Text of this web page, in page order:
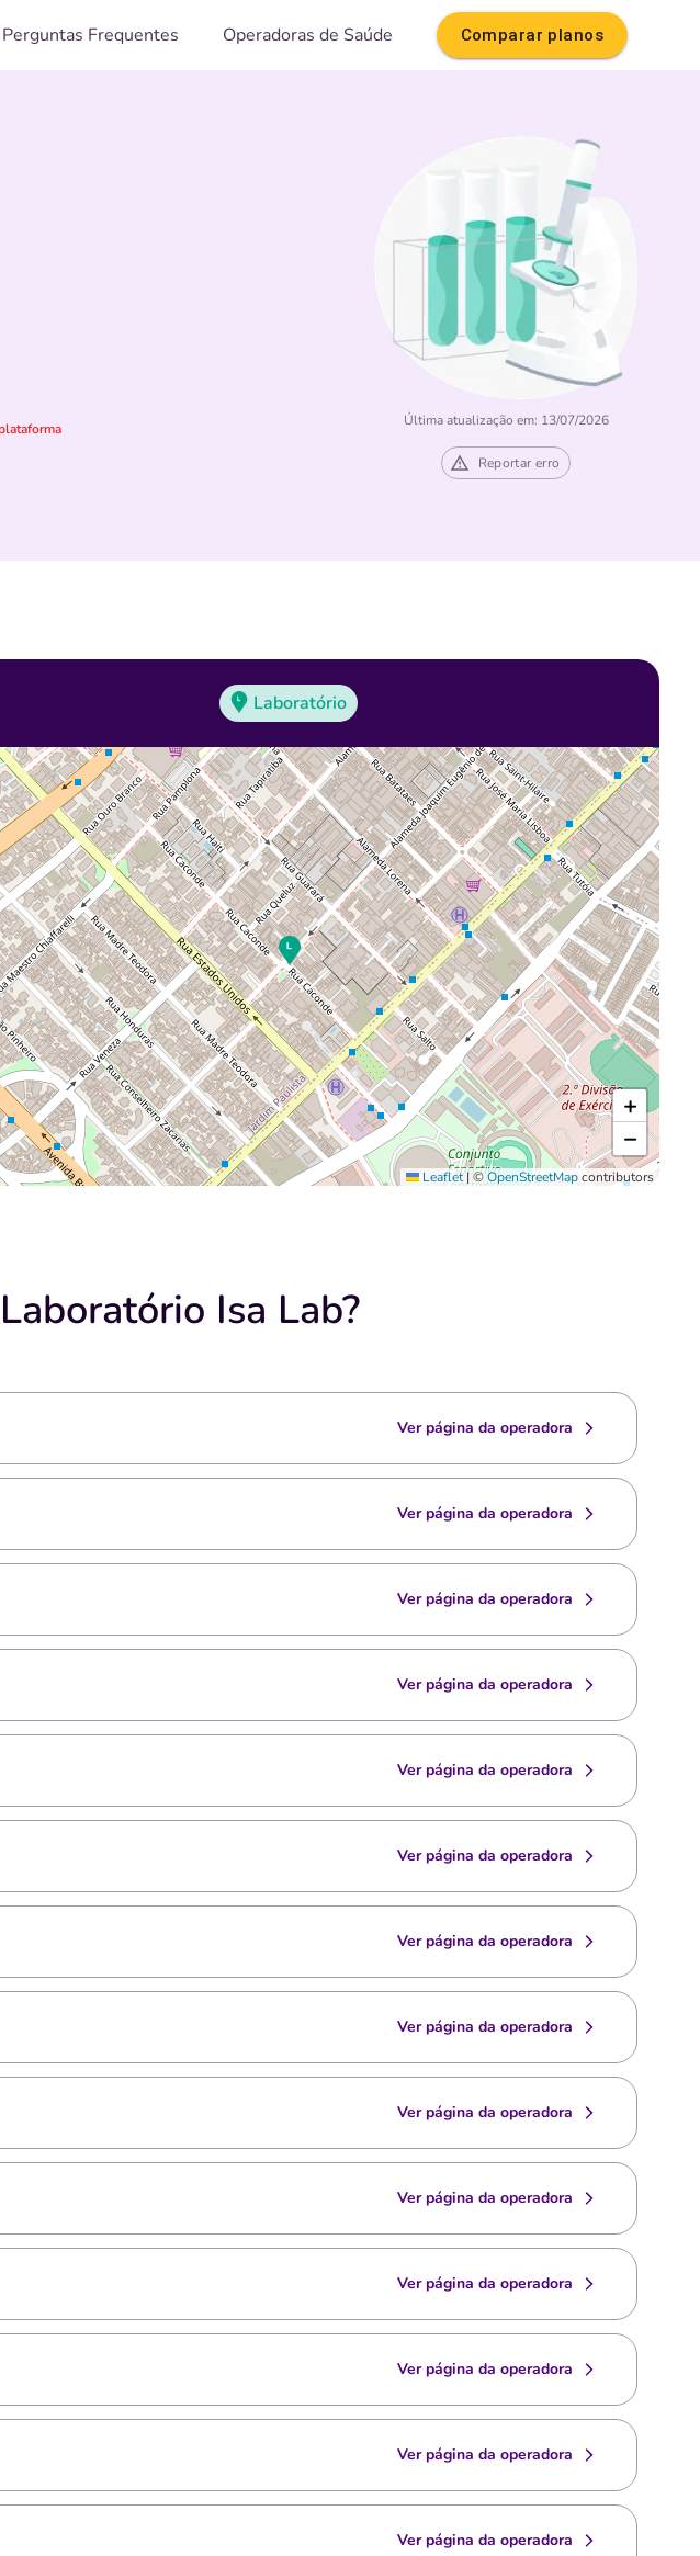
Perguntas Frequentes Operadoras de Saúde Comparar planos
Última atualização em: 13/07/2026
Reportar erro
Laboratório
+
−
Leaflet |©OpenStreetMapcontributors
Isa Lab?
Ver página da operadora
Ver página da operadora
Ver página da operadora
Ver página da operadora
Ver página da operadora
Ver página da operadora
Ver página da operadora
Ver página da operadora
Ver página da operadora
Ver página da operadora
Ver página da operadora
Ver página da operadora
Ver página da operadora
Ver página da operadora